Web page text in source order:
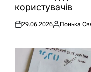
користувачів
Оприлюднено
29.06.2026 Понька